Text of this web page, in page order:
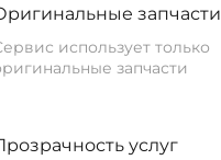
запчасти
использует только
запчасти
услуг